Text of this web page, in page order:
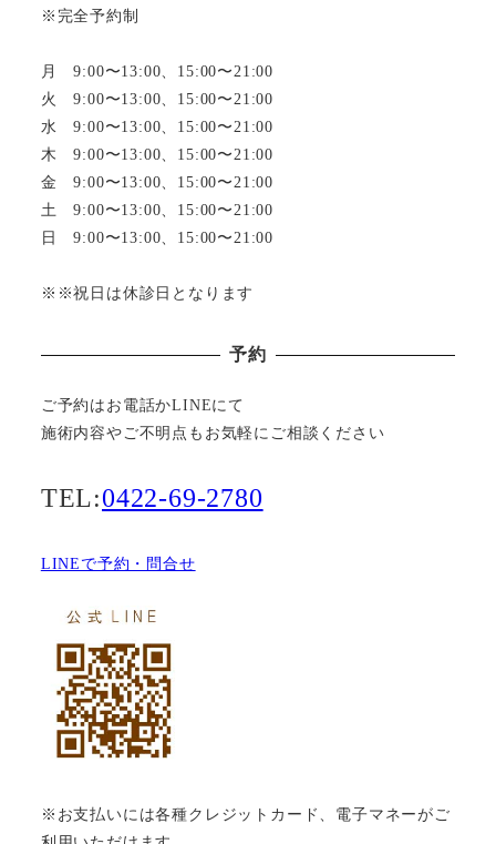
※完全予約制
月 9:00〜13:00、15:00〜21:00
火 9:00〜13:00、15:00〜21:00
水 9:00〜13:00、15:00〜21:00
木 9:00〜13:00、15:00〜21:00
金 9:00〜13:00、15:00〜21:00
土 9:00〜13:00、15:00〜21:00
日 9:00〜13:00、15:00〜21:00
※※祝日は休診日となります
予約
ご予約はお電話かLINEにて
施術内容やご不明点もお気軽にご相談ください
TEL:0422-69-2780
LINEで予約・問合せ
※お支払いには各種クレジットカード、電子マネーがご